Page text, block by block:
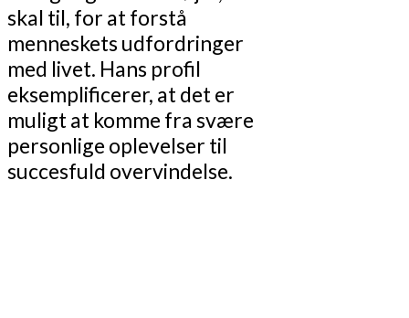
skal til, for at forstå
menneskets udfordringer
med livet. Hans profil
eksemplificerer, at det er
muligt at komme fra svære
personlige oplevelser til
succesfuld overvindelse.